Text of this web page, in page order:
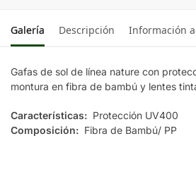
Galería Descripción Información
Gafas de sol de línea nature con
montura en fibra de bambú y lentes
Características: Protección UV400
Composición: Fibra de Bambú/ PP